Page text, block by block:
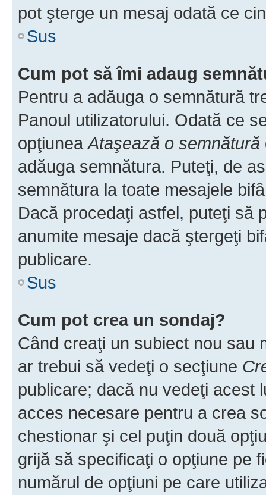
pot şterge un mesaj odată ce
Sus
Cum pot să îmi adaug
Pentru a adăuga o semnătură
Panoul utilizatorului. Odată ce
opţiuneaAtaşează o semnătură
adăuga semnătura. Puteţi, de
semnătura la toate mesajele
Dacă procedaţi astfel, puteţi să
anumite mesaje dacă ştergeţi
publicare.
Sus
Cum pot crea un sondaj?
Când creaţi un subiect nou sau
ar trebui să vedeţi o secţiune
publicare; dacă nu vedeţi acest
acces necesare pentru a crea
chestionar şi cel puţin două
grijă să specificaţi o opţiune pe
numărul de opţiuni pe care